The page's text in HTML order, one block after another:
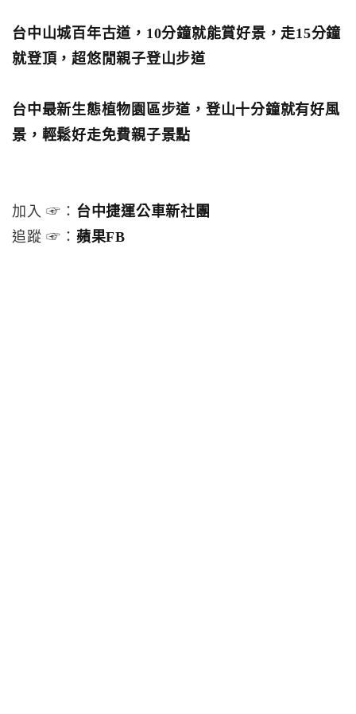
台中山城百年古道，10分鐘就能賞好景，走15分鐘
就登頂，超悠閒親子登山步道
台中最新生態植物園區步道，登山十分鐘就有好風
景，輕鬆好走免費親子景點
加入 ☞： 台中捷運公車新社團
追蹤 ☞： 蘋果FB